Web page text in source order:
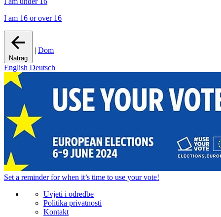
I am 16 or over 16
Natrag
| Dom
English Deutsch
Set a reminderfor when it’s time to use your vote!
Uvjeti i odredbe
Politika privatnosti
Kontakt